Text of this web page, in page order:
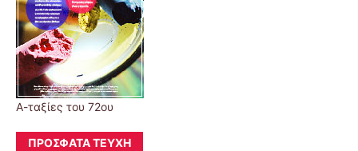
Α-ταξίες του 72ου
ΠΡΌΣΦΑΤΑ ΤΕΎΧΗ